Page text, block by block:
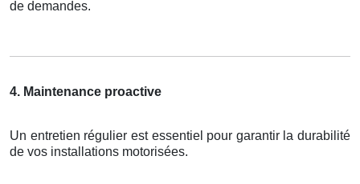
de demandes.
4. Maintenance proactive
Un entretien régulier est essentiel pour garantir la durabilité
de vos installations motorisées.